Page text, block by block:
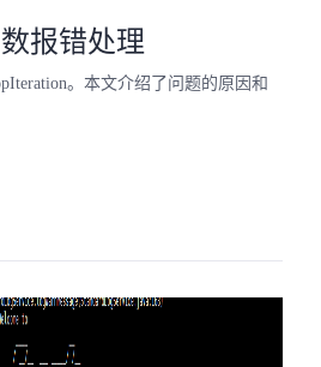
报错处理
。本文介绍了问题的原因和